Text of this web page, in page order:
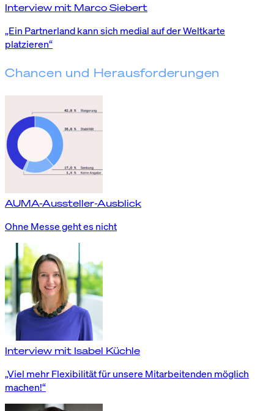
Interview mit Marco Siebert
„Ein Partnerland kann sich medial auf der Weltkarte
platzieren“
Chancen und Herausforderungen
AUMA-Aussteller-Ausblick
Ohne Messe geht es nicht
Interview mit Isabel Küchle
„Viel mehr Flexibilität für unsere Mitarbeitenden möglich
machen!“